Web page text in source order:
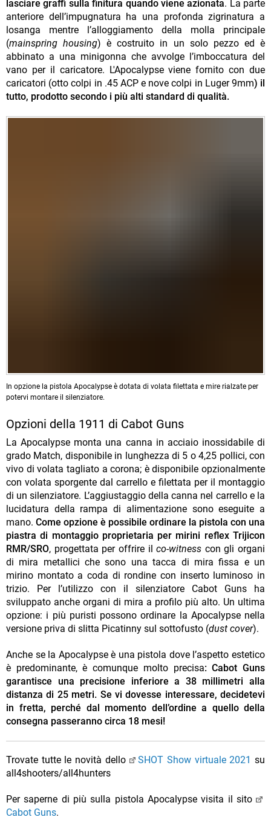
lasciare graffi sulla finitura quando viene azionata. La parte
anteriore dell’impugnatura ha una profonda zigrinatura a
losanga mentre l’alloggiamento della molla principale
(mainspring housing) è costruito in un solo pezzo ed è
abbinato a una minigonna che avvolge l’imboccatura del
vano per il caricatore. L'Apocalypse viene fornito con due
caricatori (otto colpi in .45 ACP e nove colpi in Luger 9mm) il
tutto, prodotto secondo i più alti standard di qualità.
In opzione la pistola Apocalypse è dotata di volata filettata e mire rialzate per
potervi montare il silenziatore.
Opzioni della 1911 di Cabot Guns
La Apocalypse monta una canna in acciaio inossidabile di
grado Match, disponibile in lunghezza di 5 o 4,25 pollici, con
vivo di volata tagliato a corona; è disponibile opzionalmente
con volata sporgente dal carrello e filettata per il montaggio
di un silenziatore. L’aggiustaggio della canna nel carrello e la
lucidatura della rampa di alimentazione sono eseguite a
mano. Come opzione è possibile ordinare la pistola con una
piastra di montaggio proprietaria per mirini reflex Trijicon
RMR/SRO, progettata per offrire ilco-witness con gli organi
di mira metallici che sono una tacca di mira fissa e un
mirino montato a coda di rondine con inserto luminoso in
trizio. Per l’utilizzo con il silenziatore Cabot Guns ha
sviluppato anche organi di mira a profilo più alto. Un ultima
opzione: i più puristi possono ordinare la Apocalypse nella
versione priva di slitta Picatinny sul sottofusto (dust cover).
Anche se la Apocalypse è una pistola dove l’aspetto estetico
è predominante, è comunque molto precisa: Cabot Guns
garantisce una precisione inferiore a 38 millimetri alla
distanza di 25 metri. Se vi dovesse interessare, decidetevi
in fretta, perché dal momento dell’ordine a quello della
consegna passeranno circa 18 mesi!
Trovate tutte le novità dello SHOT Show virtuale 2021 su
all4shooters/all4hunters
Per saperne di più sulla pistola Apocalypse visita il sito
Cabot Guns.